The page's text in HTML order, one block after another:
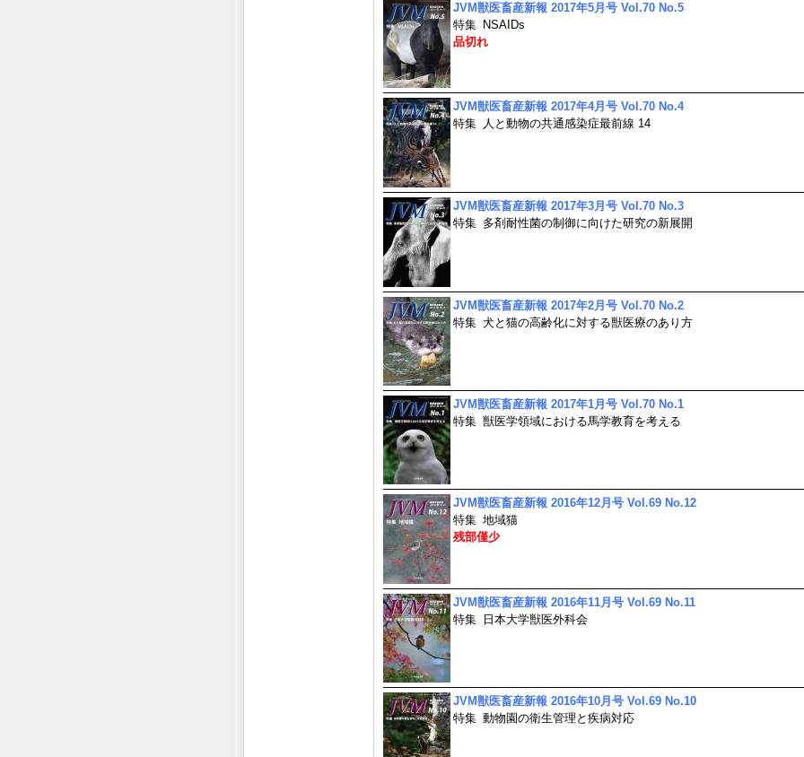
JVM獣医畜産新報 2017年5月号 Vol.70 No.5
特集 NSAIDs
品切れ
JVM獣医畜産新報 2017年4月号 Vol.70 No.4
特集 人と動物の共通感染症最前線 14
JVM獣医畜産新報 2017年3月号 Vol.70 No.3
特集 多剤耐性菌の制御に向けた研究の新展開
JVM獣医畜産新報 2017年2月号 Vol.70 No.2
特集 犬と猫の高齢化に対する獣医療のあり方
JVM獣医畜産新報 2017年1月号 Vol.70 No.1
特集 獣医学領域における馬学教育を考える
JVM獣医畜産新報 2016年12月号 Vol.69 No.12
特集 地域猫
残部僅少
JVM獣医畜産新報 2016年11月号 Vol.69 No.11
特集
日本大学獣医外科会
JVM獣医畜産新報 2016年10月号 Vol.69 No.10
特集 動物園の衛生管理と疾病対応